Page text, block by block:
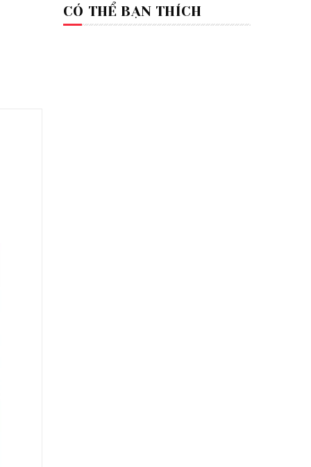
CÓ THỂ BẠN THÍCH